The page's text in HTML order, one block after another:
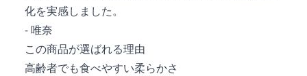
化を実感しました。
- 唯奈
この商品が選ばれる理由
高齢者でも食べやすい柔らかさ